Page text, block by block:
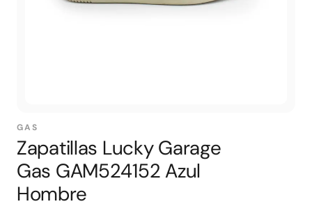
GAS
Zapatillas Lucky Garage
Gas GAM524152 Azul
Hombre